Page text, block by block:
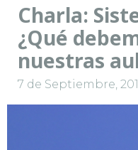
Charla:
¿Qué
nuestras
7 de Septiembre,